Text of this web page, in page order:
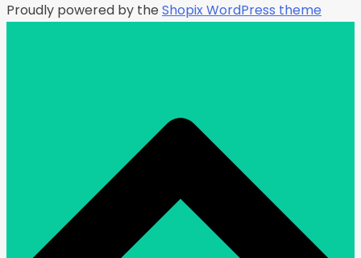
Proudly powered by the Shopix WordPress theme